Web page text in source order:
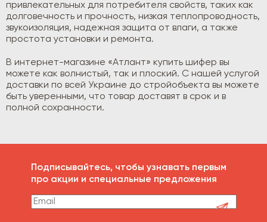
привлекательных для потребителя свойств, таких как
долговечность и прочность, низкая теплопроводность,
звукоизоляция, надежная защита от влаги, а также
простота установки и ремонта.
В интернет-магазине «Атлант» купить шифер вы
можете как волнистый, так и плоский. С нашей услугой
доставки по всей Украине до стройобъекта вы можете
быть уверенными, что товар доставят в срок и в
полной сохранности.
Подписывайтесь, чтобы узнавать первым
про акции и специальные предложения